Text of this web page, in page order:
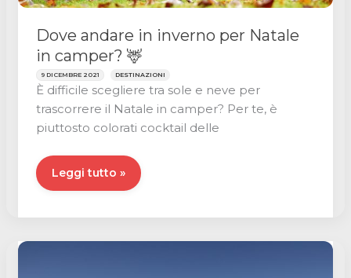
Dove andare in inverno per Natale
in camper? 🦌
9 DICEMBRE 2021 DESTINAZIONI
È difficile scegliere tra sole e neve per
trascorrere il Natale in camper? Per te, è
piuttosto colorati cocktail delle
Dove
andare
Leggi tutto »